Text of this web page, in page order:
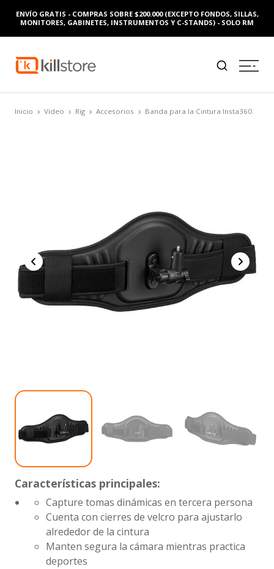
ENVÍO GRATIS - COMPRAS SOBRE $200.000 (EXCEPTO FONDOS, SILLAS,
MONITORES, GABINETES, INSTRUMENTOS Y C-STANDS) - SOLO RM
Inicio Video Rig Accesorios Banda para la Cintura Insta360
Características principales:
Capture tomas dinámicas en tercera persona
Cuenta con cierres de velcro para ajustarlo
alrededor de la cintura
Manten segura la cámara mientras practica
deportes